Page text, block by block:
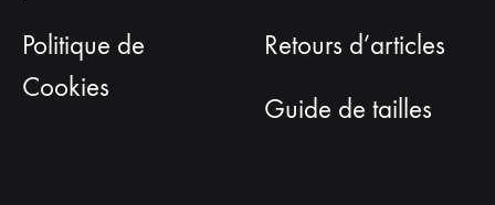
Politique de
Cookies
Retours d’articles
Guide de tailles